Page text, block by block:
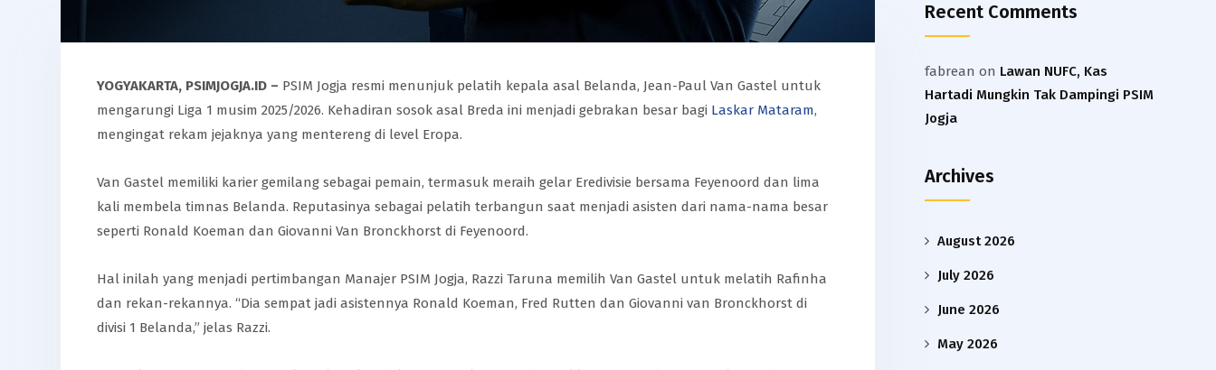
YOGYAKARTA, PSIMJOGJA.ID – PSIM Jogja resmi menunjuk pelatih kepala asal Belanda, Jean-Paul Van Gastel untuk
mengarungi Liga 1 musim 2025/2026. Kehadiran sosok asal Breda ini menjadi gebrakan besar bagi Laskar Mataram,
mengingat rekam jejaknya yang mentereng di level Eropa.
Van Gastel memiliki karier gemilang sebagai pemain, termasuk meraih gelar Eredivisie bersama Feyenoord dan lima
kali membela timnas Belanda. Reputasinya sebagai pelatih terbangun saat menjadi asisten dari nama-nama besar
seperti Ronald Koeman dan Giovanni Van Bronckhorst di Feyenoord.
Hal inilah yang menjadi pertimbangan Manajer PSIM Jogja, Razzi Taruna memilih Van Gastel untuk melatih Rafinha
dan rekan-rekannya. “Dia sempat jadi asistennya Ronald Koeman, Fred Rutten dan Giovanni van Bronckhorst di
divisi 1 Belanda,” jelas Razzi.
Recent Comments
fabrean on Lawan NUFC, Kas
Hartadi Mungkin Tak Dampingi PSIM
Jogja
Archives
August 2026
July 2026
June 2026
May 2026